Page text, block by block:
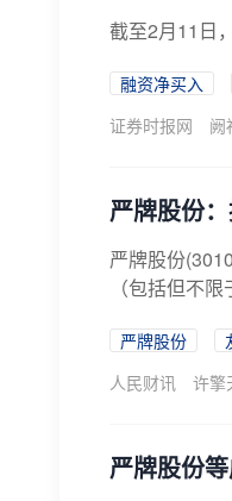
截至2月11日
融资净买入
证券时报网
阙
严牌股份
严牌股份
（包括但不
严牌股份
人民财讯
许擎
严牌股份